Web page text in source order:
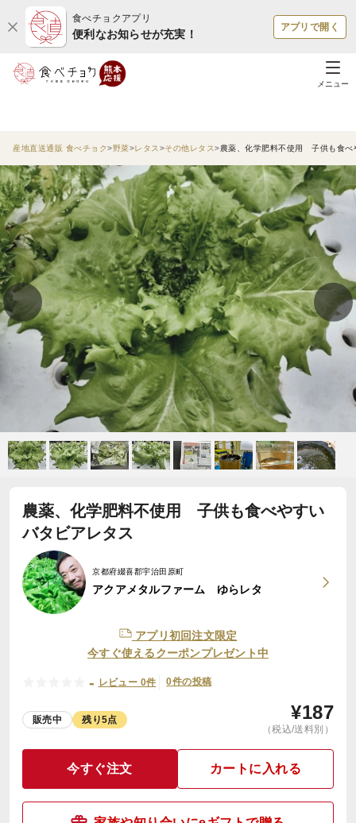
食べチョクアプリ
便利なお知らせが充実！
アプリで開く
メニュー
産地直送通販 食べチョク 野菜 レタス その他レタス 農薬、化学肥料不使用 子供も食べ
農薬、化学肥料不使用 子供も食べやすい
バタビアレタス
京都府綴喜郡宇治田原町
アクアメタルファーム ゆらレタ
アプリ初回注文限定
今すぐ使えるクーポンプレゼント中
- レビュー 0件 0件の投稿
販売中 残り5点 ¥187
（税込/送料別）
今すぐ注文 カートに入れる